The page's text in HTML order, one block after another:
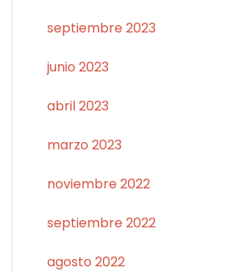
septiembre 2023
junio 2023
abril 2023
marzo 2023
noviembre 2022
septiembre 2022
agosto 2022